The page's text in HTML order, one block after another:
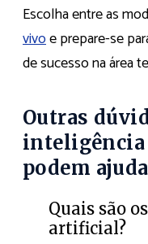
Escolha entre as
vivoe prepare-se
de sucesso na área
Outras
podem
Quais são
artificial?